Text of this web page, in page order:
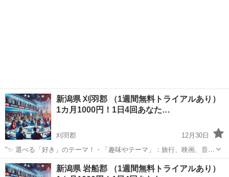
新潟県 刈羽郡 （1週間無料トライアルあり）
1カ月1000円！1日4回あなた…
刈羽郡
12月30日
"✨ 選べる「好き」のテーマ！・「趣味やテーマ」：旅行、映画、音
楽、ペットなど、好きなものをもっと楽しめる情報をお届けします。
⏰ 1日4回のタイムリーな配信 7:00: 目覚めの1通で1日を元気にスター
新潟 刈羽郡 その他
新潟県 岩船郡 （1週間無料トライアルあり）